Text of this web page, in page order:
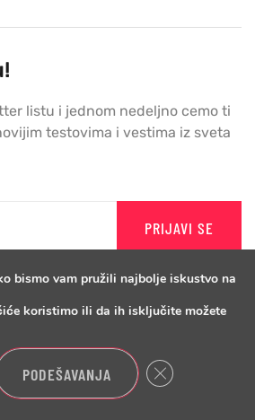
listu i jednom nedeljno cemo ti
testovima i vestima iz sveta
PRIJAVI SE
bismo vam pružili najbolje iskustvo na
koristimo ili da ih isključite možete
PODEŠAVANJA Close GDPR